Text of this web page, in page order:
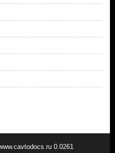
0.0261